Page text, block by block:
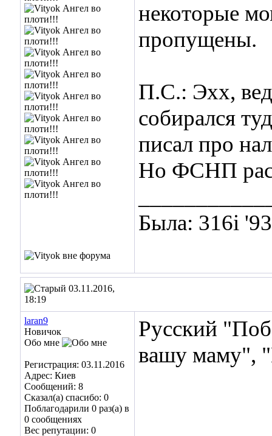
некоторые
пропущены.
П.С.: Эхх,
собирался
писал про
Но ФСНП
Была: 316i
03.11.2016,
18:19
laran9
Новичок
Обо мне
Регистрация: 03.11.2016
Адрес: Киев
Сообщений: 8
Сказал(а) спасибо: 0
Поблагодарили 0 раз(а) в
0 сообщениях
Вес репутации: 0
Русский
вашу маму",